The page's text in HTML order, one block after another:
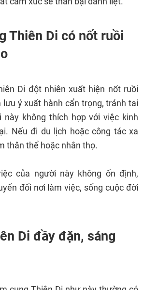
Thiên Di có nốt ruồi
Di đột nhiên xuất hiện nốt ruồi
lưu ý xuất hành cẩn trọng, tránh tai
này không thích hợp với việc kinh
Nếu đi du lịch hoặc công tác xa
thân thể hoặc nhân thọ.
của người này không ổn định,
đổi nơi làm việc, sống cuộc đời
Di đầy đặn, sáng